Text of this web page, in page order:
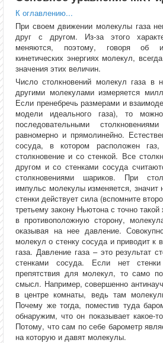
К оглавлению...
При своем движении молекулы газа
друг с другом. Из-за этого
меняются, поэтому, говоря об
кинетических энергиях молекул,
значения этих величин.
Число столкновений молекул газа в
другими молекулами измеряется
Если пренебречь размерами и
модели идеального газа), то
последовательными
равномерно и прямолинейно.
сосуда, в котором расположен
столкновение и со стенкой. Все
другом и со стенками сосуда
столкновениями шариков. При
импульс молекулы изменяется,
стенки действует сила (вспомните
третьему закону Ньютона с точно
в противоположную сторону,
оказывая на нее давление.
молекул о стенку сосуда и приводит к
газа. Давление газа – это результат
стенками сосуда. Если нет
препятствия для молекул, то само
смысл. Например, совершенно
в центре комнаты, ведь там
Почему же тогда, поместив туда
обнаружим, что он показывает какое-
Потому, что сам по себе барометр
на которую и давят молекулы.